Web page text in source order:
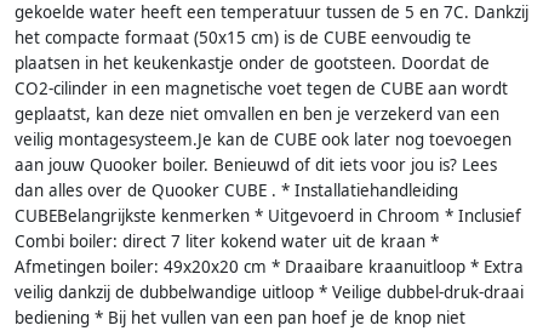
gekoelde water heeft een temperatuur tussen de 5 en 7C. Dankzij
het compacte formaat (50x15 cm) is de CUBE eenvoudig te
plaatsen in het keukenkastje onder de gootsteen. Doordat de
CO2-cilinder in een magnetische voet tegen de CUBE aan wordt
geplaatst, kan deze niet omvallen en ben je verzekerd van een
veilig montagesysteem.Je kan de CUBE ook later nog toevoegen
aan jouw Quooker boiler. Benieuwd of dit iets voor jou is? Lees
dan alles over de Quooker CUBE . * Installatiehandleiding
CUBEBelangrijkste kenmerken * Uitgevoerd in Chroom * Inclusief
Combi boiler: direct 7 liter kokend water uit de kraan *
Afmetingen boiler: 49x20x20 cm * Draaibare kraanuitloop * Extra
veilig dankzij de dubbelwandige uitloop * Veilige dubbel-druk-draai
bediening * Bij het vullen van een pan hoef je de knop niet